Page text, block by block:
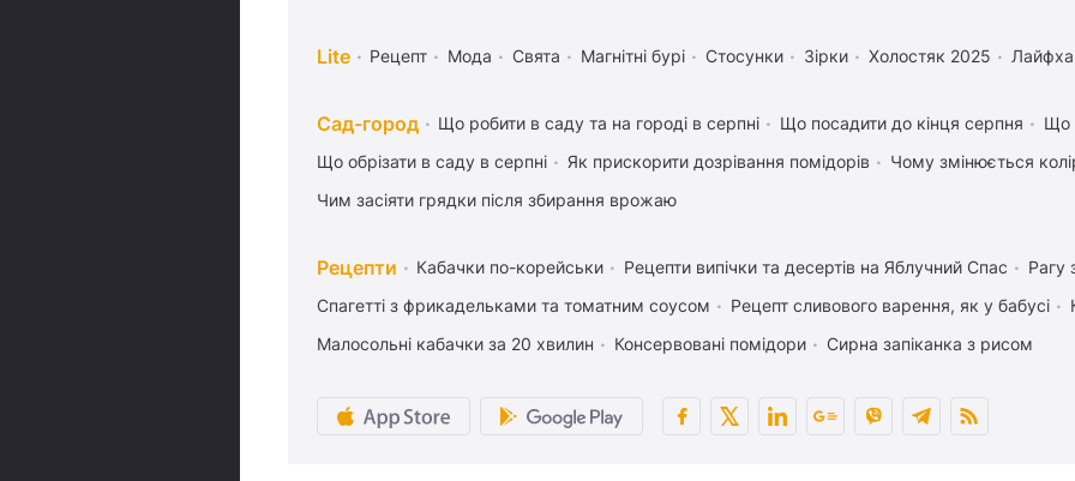
Lite Рецепт Мода Свята Магнітні бурі Стосунки Зірки Холостяк 2025
Сад-город Що робити в саду та на городі в серпні Що посадити до кінця серпня
Що
Що обрізати в саду в серпні
Як прискорити дозрівання помідорів
Чому змінюється
Чим засіяти грядки після збирання врожаю
Рецепти Кабачки по-корейськи Рецепти випічки та десертів на Яблучний Спас
Рагу
Спагетті з фрикадельками та томатним соусом
Рецепт сливового варення, як у бабусі
Малосольні кабачки за 20 хвилин
Консервовані помідори Сирна запіканка з рисом